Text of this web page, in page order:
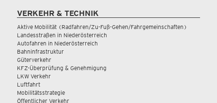
VERKEHR & TECHNIK
Aktive Mobilität (Radfahren/Zu-Fuß-Gehen/Fahrgemeinschaften)
Landesstraßen in Niederösterreich
Autofahren in Niederösterreich
Bahninfrastruktur
Güterverkehr
KFZ-Überprüfung & Genehmigung
LKW Verkehr
Luftfahrt
Mobilitätsstrategie
Öffentlicher Verkehr